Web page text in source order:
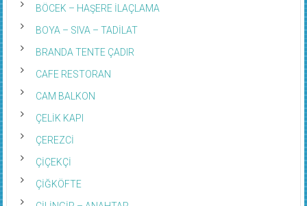
BÖCEK – HAŞERE İLAÇLAMA
BOYA – SIVA – TADİLAT
BRANDA TENTE ÇADIR
CAFE RESTORAN
CAM BALKON
ÇELİK KAPI
ÇEREZCİ
ÇİÇEKÇİ
ÇİĞKÖFTE